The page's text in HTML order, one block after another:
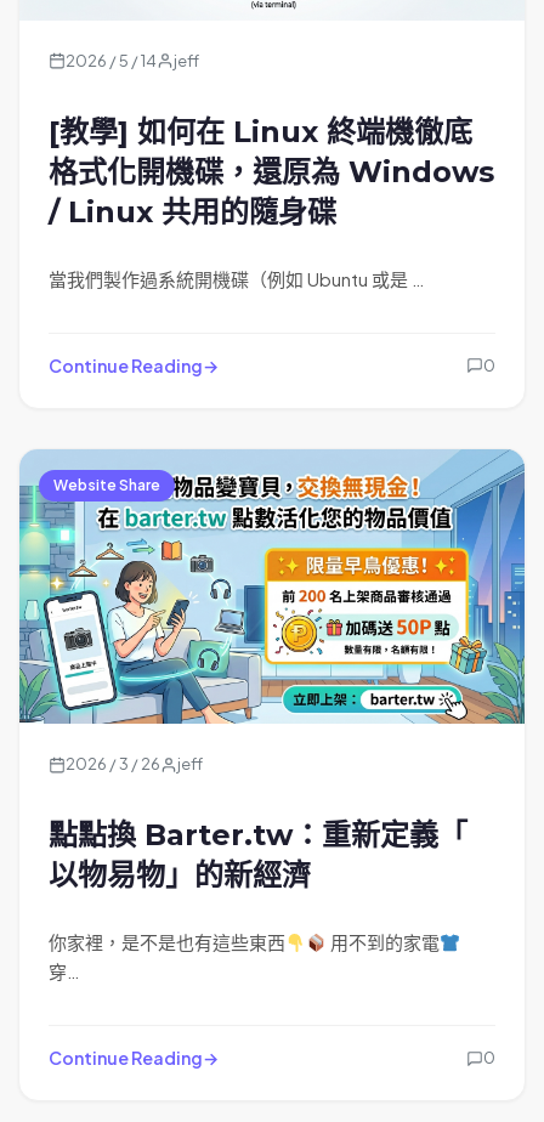
2026 / 5 / 14 jeff
[教學] 如何在 Linux 終端機徹底
格式化開機碟，還原為 Windows
/ Linux 共用的隨身碟
當我們製作過系統開機碟（例如 Ubuntu 或是 …
Continue Reading 0
Website Share
2026 / 3 / 26 jeff
點點換 Barter.tw：重新定義「
以物易物」的新經濟
你家裡，是不是也有這些東西
用不到的家電
穿…
Continue Reading 0